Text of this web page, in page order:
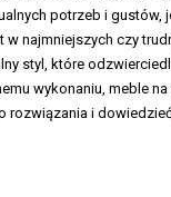
potrzeb i gustów,
najmniejszych czy
styl, które
wykonaniu, meble
rozwiązania i